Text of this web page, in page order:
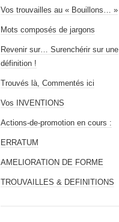
Vos trouvailles au « Bouillons… »
Mots composés de jargons
Revenir sur… Surenchérir sur une
définition !
Trouvés là, Commentés ici
Vos INVENTIONS
Actions-de-promotion en cours :
ERRATUM
AMELIORATION DE FORME
TROUVAILLES & DEFINITIONS